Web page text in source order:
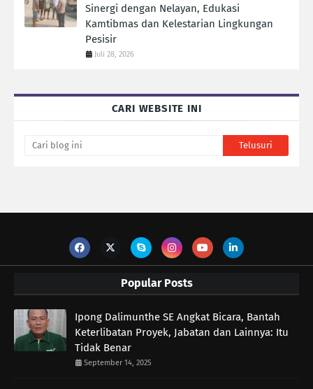
Sinergi dengan Nelayan, Edukasi
Kamtibmas dan Kelestarian Lingkungan
Pesisir
Juli 28, 2026
CARI WEBSITE INI
Popular Posts
Ipong Dalimunthe SE Angkat Bicara, Bantah
Keterlibatan Proyek, Jabatan dan Lainnya: Itu
Tidak Benar
September 14, 2025